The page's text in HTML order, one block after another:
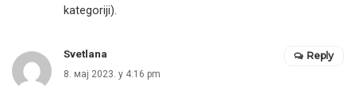
kategoriji).
Svetlana
8. мај 2023. у 4:16 pm
Reply